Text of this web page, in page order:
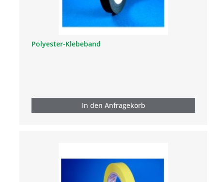
Polyester-Klebeband
In den Anfragekorb